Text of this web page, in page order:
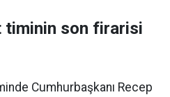
timinin son firarisi
Cumhurbaşkanı Recep